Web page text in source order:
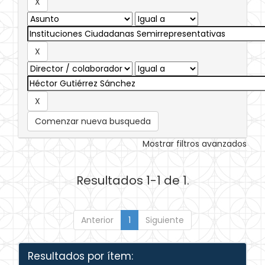
Comenzar nueva busqueda
Mostrar filtros avanzados
Resultados 1-1 de 1.
Anterior 1 Siguiente
Resultados por ítem: